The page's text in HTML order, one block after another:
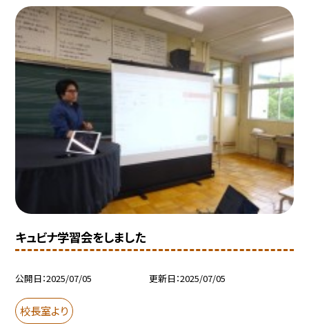
キュビナ学習会をしました
公開日 2025/07/05 更新日 2025/07/05
校長室より